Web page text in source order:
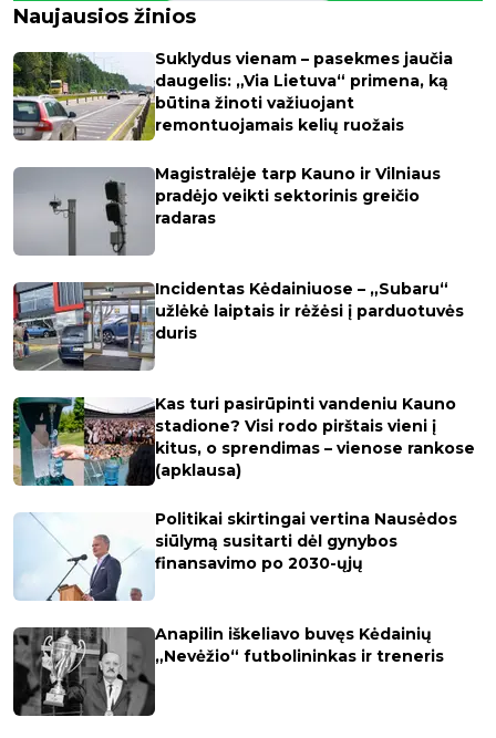
Naujausios žinios
Suklydus vienam – pasekmes jaučia
daugelis: „Via Lietuva“ primena, ką
būtina žinoti važiuojant
remontuojamais kelių ruožais
Magistralėje tarp Kauno ir Vilniaus
pradėjo veikti sektorinis greičio
radaras
Incidentas Kėdainiuose – „Subaru“
užlėkė laiptais ir rėžėsi į parduotuvės
duris
Kas turi pasirūpinti vandeniu Kauno
stadione? Visi rodo pirštais vieni į
kitus, o sprendimas – vienose rankose
(apklausa)
Politikai skirtingai vertina Nausėdos
siūlymą susitarti dėl gynybos
finansavimo po 2030-ųjų
Anapilin iškeliavo buvęs Kėdainių
„Nevėžio“ futbolininkas ir treneris